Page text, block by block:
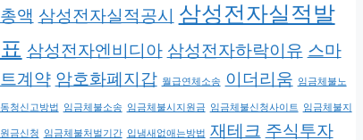
총액 삼성전자실적공시 삼성전자실적발
표 삼성전자엔비디아 삼성전자하락이유 스마
트계약 암호화폐지갑 월급연체소송 이더리움 임금체불노
동청신고방법 임금체불소송 임금체불시지원금 임금체불신청사이트 임금체불지
원금신청 임금체불처벌기간 입냄새없애는방법 재테크 주식투자